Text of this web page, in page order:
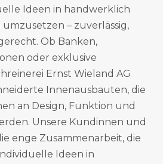
Ideen in handwerklich
– zuverlässig,
Ob Banken,
oder exklusive
Ernst Wieland AG
Innenausbauten, die
an Design, Funktion und
Unsere Kundinnen und
enge Zusammenarbeit, die
Ideen in